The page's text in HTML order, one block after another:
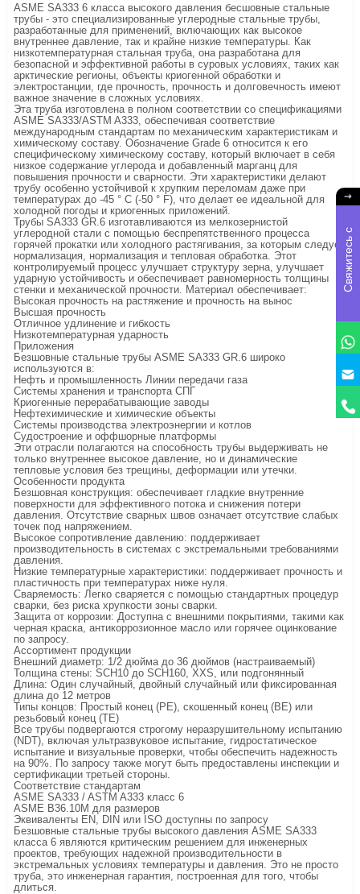
ASME SA333 6 класса высокого давления бесшовные стальные
трубы - это специализированные углеродные стальные трубы,
разработанные для применений, включающих как высокое
внутреннее давление, так и крайне низкие температуры. Как
низкотемпературная стальная труба, она разработана для
безопасной и эффективной работы в суровых условиях, таких как
арктические регионы, объекты криогенной обработки и
электростанции, где прочность, прочность и долговечность имеют
важное значение в сложных условиях.
Эта труба изготовлена в полном соответствии со спецификациями
ASME SA333/ASTM A333, обеспечивая соответствие
международным стандартам по механическим характеристикам и
химическому составу. Обозначение Grade 6 относится к его
специфическому химическому составу, который включает в себя
низкое содержание углерода и добавленный марганц для
повышения прочности и сварности. Эти характеристики делают
трубу особенно устойчивой к хрупким переломам даже при
температурах до -45 ° C (-50 ° F), что делает ее идеальной для
холодной погоды и криогенных приложений.
Трубы SA333 GR.6 изготавливаются из мелкозернистой
углеродной стали с помощью беспрепятственного процесса
горячей прокатки или холодного растягивания, за которым следует
нормализация, нормализация и тепловая обработка. Этот
контролируемый процесс улучшает структуру зерна, улучшает
ударную устойчивость и обеспечивает равномерность толщины
стенки и механической прочности. Материал обеспечивает:
Высокая прочность на растяжение и прочность на вынос
Высшая прочность
Отличное удлинение и гибкость
Низкотемпературная ударность
Приложения
Безшовные стальные трубы ASME SA333 GR.6 широко
используются в:
Нефть и промышленность Линии передачи газа
Системы хранения и транспорта СПГ
Криогенные перерабатывающие заводы
Нефтехимические и химические объекты
Системы производства электроэнергии и котлов
Судостроение и оффшорные платформы
Эти отрасли полагаются на способность трубы выдерживать не
только внутреннее высокое давление, но и динамические
тепловые условия без трещины, деформации или утечки.
Особенности продукта
Безшовная конструкция: обеспечивает гладкие внутренние
поверхности для эффективного потока и снижения потери
давления. Отсутствие сварных швов означает отсутствие слабых
точек под напряжением.
Высокое сопротивление давлению: поддерживает
производительность в системах с экстремальными требованиями
давления.
Низкие температурные характеристики: поддерживает прочность и
пластичность при температурах ниже нуля.
Сваряемость: Легко сваряется с помощью стандартных процедур
сварки, без риска хрупкости зоны сварки.
Защита от коррозии: Доступна с внешними покрытиями, такими как
черная краска, антикоррозионное масло или горячее оцинкование
по запросу.
Ассортимент продукции
Внешний диаметр: 1/2 дюйма до 36 дюймов (настраиваемый)
Толщина стены: SCH10 до SCH160, XXS, или подгонянный
Длина: Один случайный, двойный случайный или фиксированная
длина до 12 метров
Типы концов: Простый конец (PE), скошенный конец (BE) или
резьбовый конец (TE)
Все трубы подвергаются строгому неразрушительному испытанию
(NDT), включая ультразвуковое испытание, гидростатическое
испытание и визуальные проверки, чтобы обеспечить надежность
на 90%. По запросу также могут быть предоставлены инспекции и
сертификации третьей стороны.
Соответствие стандартам
ASME SA333 / ASTM A333 класс 6
ASME B36.10M для размеров
Эквиваленты EN, DIN или ISO доступны по запросу
Безшовные стальные трубы высокого давления ASME SA333
класса 6 являются критическим решением для инженерных
проектов, требующих надежной производительности в
экстремальных условиях температуры и давления. Это не просто
труба, это инженерная гарантия, построенная для того, чтобы
длиться.
С
в
я
ж
и
е
с
ь
с
н
а
м